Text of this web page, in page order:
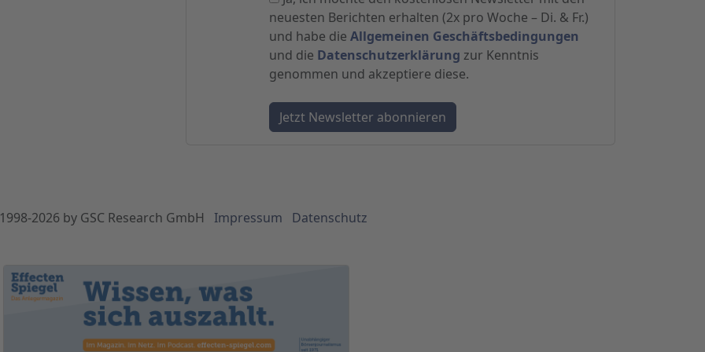
neuesten Berichten erhalten (2x pro Woche – Di. & Fr.)
und habe dieAllgemeinen Geschäftsbedingungen
und die Datenschutzerklärung zur Kenntnis
genommen und akzeptiere diese.
2026by GSC Research GmbH Impressum Datenschutz